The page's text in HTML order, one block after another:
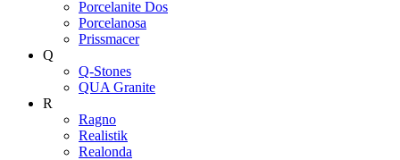
Porcelanite Dos
Porcelanosa
Prissmacer
Q
Q-Stones
QUA Granite
R
Ragno
Realistik
Realonda